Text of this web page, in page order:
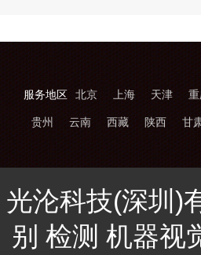
服务地区 北京 上海 天津
贵州 云南 西藏 陕西 甘
光沦科技(深圳)
别 检测 机器视